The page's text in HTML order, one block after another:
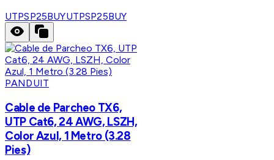
UTPSP25BUYUTPSP25BUY
PANDUIT
Cable de Parcheo TX6,
UTP Cat6, 24 AWG, LSZH,
Color Azul, 1 Metro (3.28
Pies)